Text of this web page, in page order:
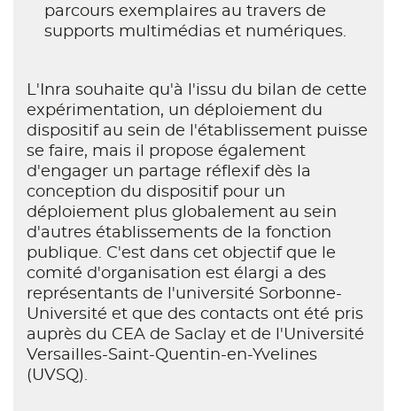
parcours exemplaires au travers de
supports multimédias et numériques.
L'Inra souhaite qu'à l'issu du bilan de cette
expérimentation, un déploiement du
dispositif au sein de l'établissement puisse
se faire, mais il propose également
d'engager un partage réflexif dès la
conception du dispositif pour un
déploiement plus globalement au sein
d'autres établissements de la fonction
publique. C'est dans cet objectif que le
comité d'organisation est élargi a des
représentants de l'université Sorbonne-
Université et que des contacts ont été pris
auprès du CEA de Saclay et de l'Université
Versailles-Saint-Quentin-en-Yvelines
(UVSQ).